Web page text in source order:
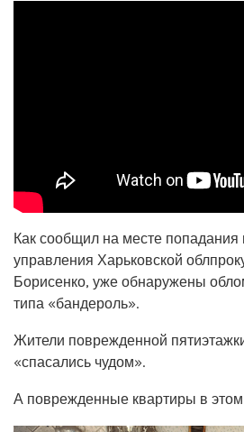
Как сообщил на месте попадания
управления Харьковской
Борисенко, уже обнаружены
типа «бандероль».
Жители поврежденной
«спасались чудом».
А поврежденные квартиры в